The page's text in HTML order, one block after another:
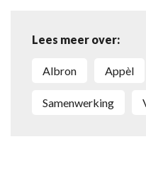
Lees meer over:
Albron Appèl
samenwerking